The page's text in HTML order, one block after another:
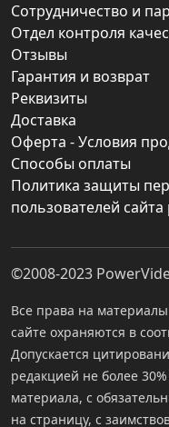
Сотрудничество и
Отдел контроля
Отзывы
Гарантия и возврат
Реквизиты
Доставка
Оферта - Условия
Способы оплаты
Политика защиты
пользователей
©2008-2023
Все права на
сайте охраняются в
Допускается
редакцией не более
материала, с
на страницу, с